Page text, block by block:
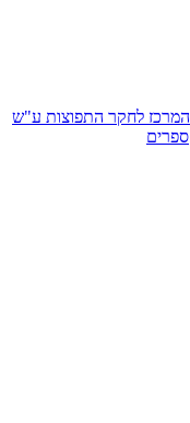
המרכז לחקר התפוצות ע"ש
ספרים